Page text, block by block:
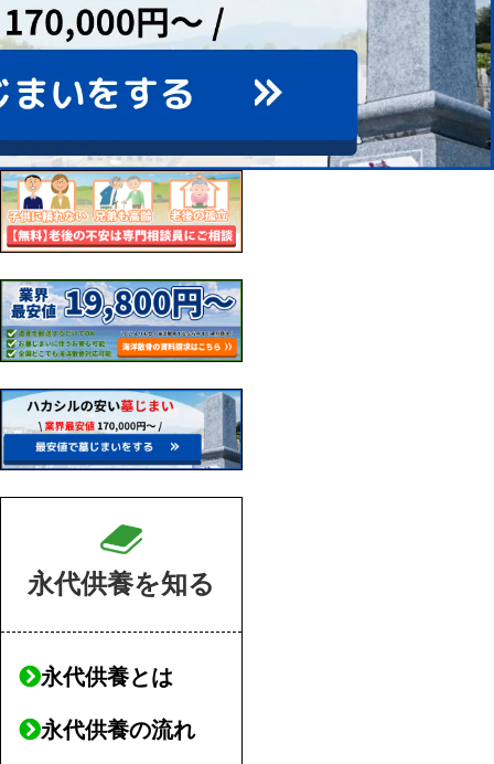
永代供養を知る
永代供養とは
永代供養の流れ